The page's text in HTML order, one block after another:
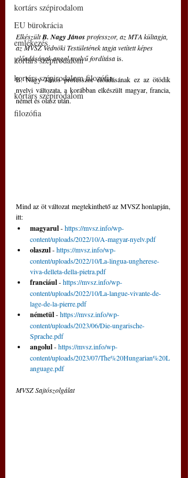
kortárs szépirodalom
EU bürokrácia
emlékezés
kortárs szépirodalom
kortárs szépirodalom filozófia
kortárs szépirodalom
filozófia
Elkészült B. Nagy János professzor, az MTA kültagja,
az MVSZ Védnöki Testületének tagja vetített képes
előadásának angol nyelvű fordítása is.
B. Nagy János professzor előadásának ez az ötödik
nyelvi változata, a korábban elkészült magyar, francia,
német és olasz után.
Mind az öt változat megtekinthető az MVSZ honlapján,
itt:
magyarul - https://mvsz.info/wp-
content/uploads/2022/10/A-magyar-nyelv.pdf
olaszul - https://mvsz.info/wp-
content/uploads/2022/10/La-lingua-ungherese-
viva-delleta-della-pietra.pdf
franciául - https://mvsz.info/wp-
content/uploads/2022/10/La-langue-vivante-de-
lage-de-la-pierre.pdf
németül - https://mvsz.info/wp-
content/uploads/2023/06/Die-ungarische-
Sprache.pdf
angolul - https://mvsz.info/wp-
content/uploads/2023/07/The%20Hungarian%20L
anguage.pdf
MVSZ Sajtószolgálat